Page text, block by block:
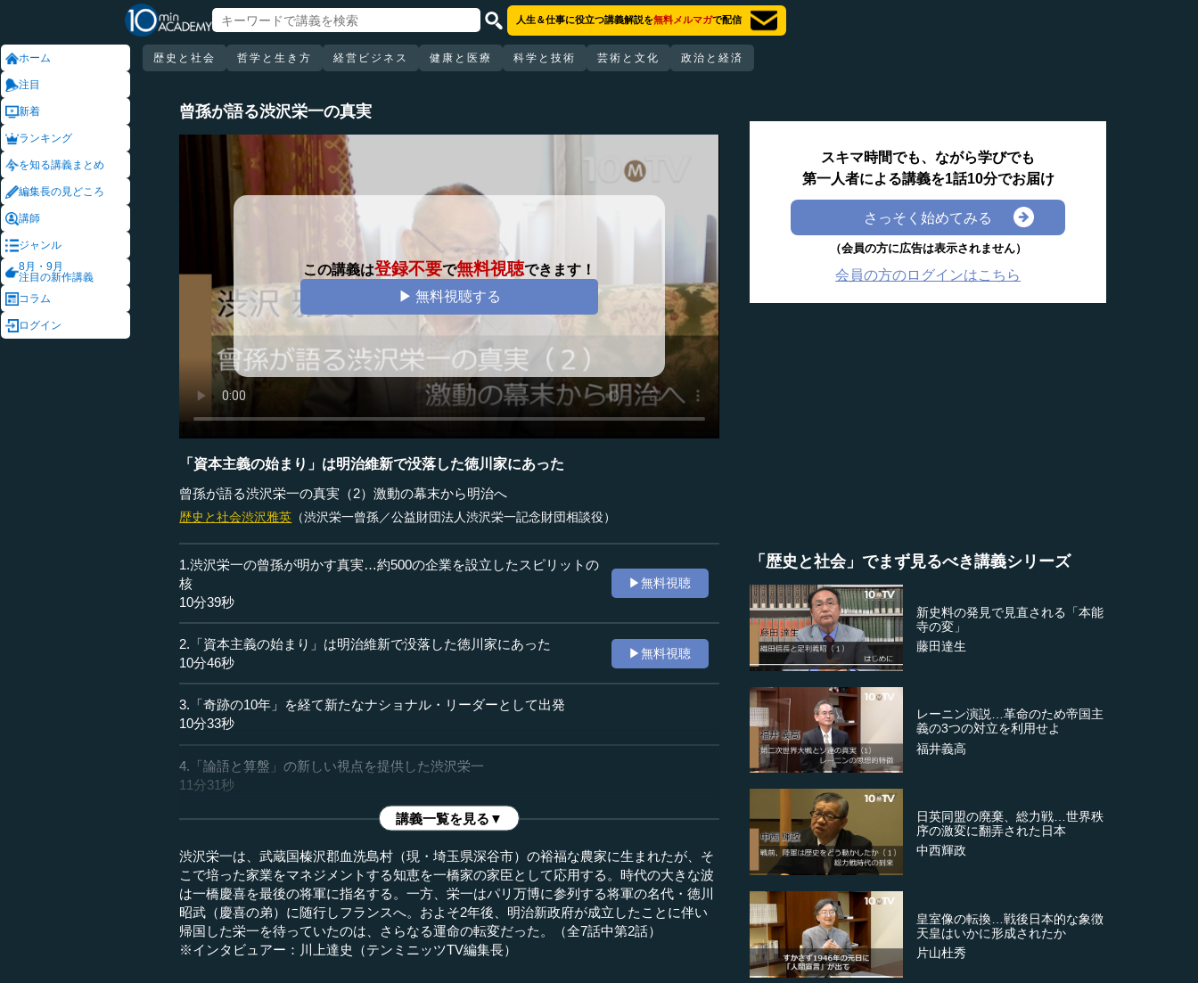
ホーム
注目
新着
ランキング
を知る講義まとめ
編集長の見どころ
講師
ジャンル
8月・9月
注目の新作講義
コラム
ログイン
人生＆仕事に役立つ講義解説を無料メルマガで配信
歴史と社会 哲学と生き方 経営ビジネス 健康と医療 科学と技術 芸術と文化 政治と経済
曾孫が語る渋沢栄一の真実
この講義は登録不要で無料視聴できます！
▶ 無料視聴する
「資本主義の始まり」は明治維新で没落した徳川家にあった
曾孫が語る渋沢栄一の真実（2）激動の幕末から明治へ
歴史と社会渋沢雅英 （渋沢栄一曾孫／公益財団法人渋沢栄一記念財団相談役）
1.渋沢栄一の曾孫が明かす真実…約500の企業を設立したスピリットの
核
10分39秒
▶無料視聴
2.「資本主義の始まり」は明治維新で没落した徳川家にあった
10分46秒
▶無料視聴
3.「奇跡の10年」を経て新たなナショナル・リーダーとして出発
10分33秒
4.「論語と算盤」の新しい視点を提供した渋沢栄一
11分31秒
講義一覧を見る▼
渋沢栄一は、武蔵国榛沢郡血洗島村（現・埼玉県深谷市）の裕福な農家に生まれたが、そ
こで培った家業をマネジメントする知恵を一橋家の家臣として応用する。時代の大きな波
は一橋慶喜を最後の将軍に指名する。一方、栄一はパリ万博に参列する将軍の名代・徳川
昭武（慶喜の弟）に随行しフランスへ。およそ2年後、明治新政府が成立したことに伴い
帰国した栄一を待っていたのは、さらなる運命の転変だった。（全7話中第2話）
※インタビュアー：川上達史（テンミニッツTV編集長）
スキマ時間でも、ながら学びでも
第一人者による講義を1話10分でお届け
さっそく始めてみる
（会員の方に広告は表示されません）
会員の方のログインはこちら
「歴史と社会」でまず見るべき講義シリーズ
新史料の発見で見直される「本能
寺の変」
藤田達生
レーニン演説…革命のため帝国主
義の3つの対立を利用せよ
福井義高
日英同盟の廃棄、総力戦…世界秩
序の激変に翻弄された日本
中西輝政
皇室像の転換…戦後日本的な象徴
天皇はいかに形成されたか
片山杜秀